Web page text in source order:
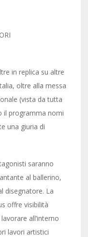
in replica su altre
oltre alla messa
(vista da tutta
il programma nomi
una giuria di
saranno
al ballerino,
disegnatore. La
offre visibilità
all’interno
lavori artistici